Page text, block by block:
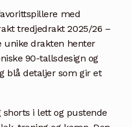
med
tredjedrakt 2025/26 –
unike drakten henter
90-tallsdesign og
blå detaljer som gir et
i lett og pustende